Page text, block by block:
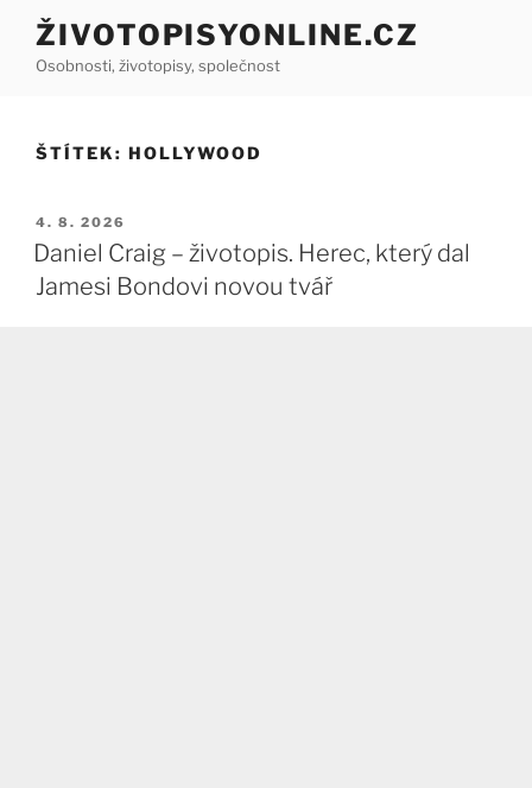
Přejít
obsahu
ŽIVOTOPISYONLINE.CZ
Osobnosti, životopisy, společnost
ŠTÍTEK: HOLLYWOOD
PUBLIKOVÁNO
4. 8. 2026
Daniel Craig – životopis. Herec, který dal
Jamesi Bondovi novou tvář